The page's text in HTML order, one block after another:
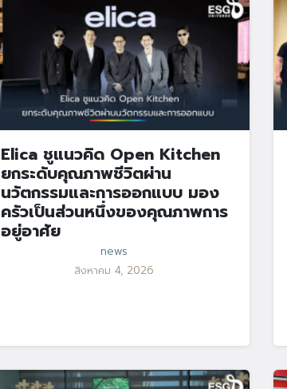
Elica ชูแนวคิด Open Kitchen
ยกระดับคุณภาพชีวิตผ่าน
นวัตกรรมและการออกแบบ มอง
ครัวเป็นส่วนหนึ่งของคุณภาพการ
อยู่อาศัย
news
สิงหาคม 4, 2026